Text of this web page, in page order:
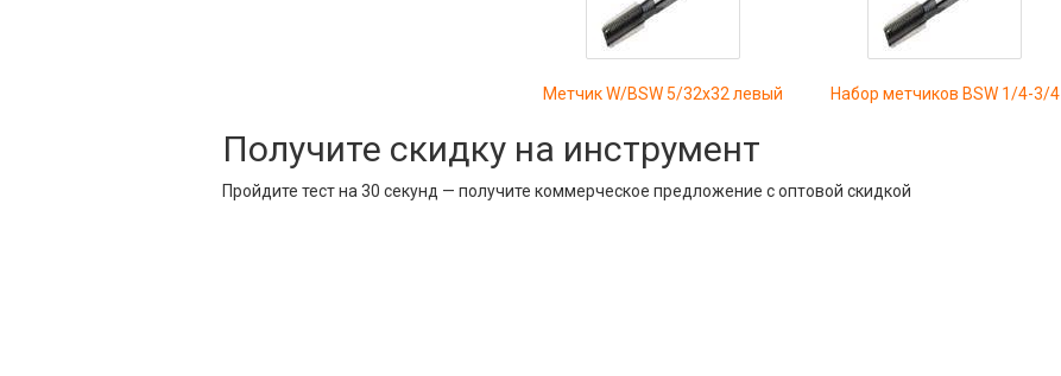
Метчик W/BSW 5/32x32 левый Набор метчиков BSW 1/4-3/4
Получите скидку на инструмент
Пройдите тест на 30 секунд — получите коммерческое предложение с оптовой скидкой